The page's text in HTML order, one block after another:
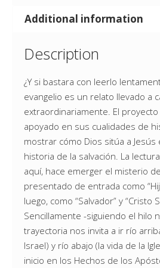
Additional information
Description
¿Y si bastara con leerlo
evangelio es un relato llevado a
extraordinariamente. El proyecto
apoyado en sus cualidades de
mostrar cómo Dios sitúa a
historia de la salvación. La
aquí, hace emerger el misterio
presentado de entrada como
luego, como “Salvador” y “Cristo
Sencillamente -siguiendo el hilo
trayectoria nos invita a ir río
Israel) y río abajo (la vida de la
inicio en los Hechos de los